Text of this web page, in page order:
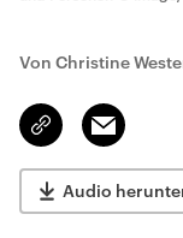
Von Christine
Link
kopieren/teilen
Email
Audio